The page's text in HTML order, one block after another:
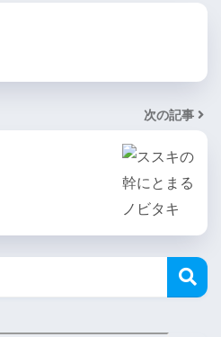
次の記事